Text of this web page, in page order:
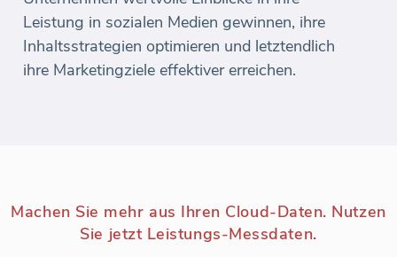
Leistung in sozialen Medien gewinnen, ihre
Inhaltsstrategien optimieren und letztendlich
ihre Marketingziele effektiver erreichen.
Machen Sie mehr aus Ihren Cloud-Daten. Nutzen
Sie jetzt Leistungs-Messdaten.